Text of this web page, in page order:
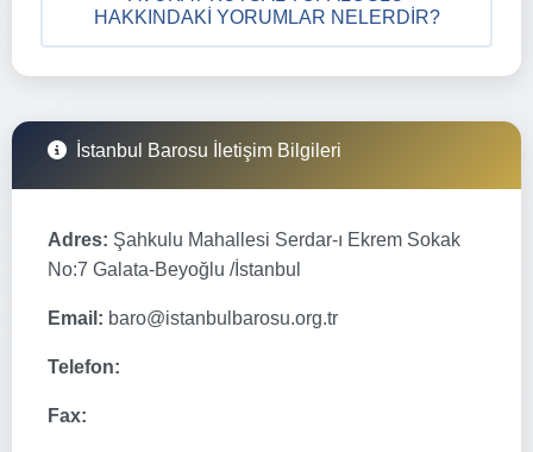
HAKKINDAKI YORUMLAR NELERDIR?
İstanbul Barosu İletişim Bilgileri
Adres: Şahkulu Mahallesi Serdar-ı Ekrem Sokak
No:7 Galata-Beyoğlu /İstanbul
Email: baro@istanbulbarosu.org.tr
Telefon:
Fax: